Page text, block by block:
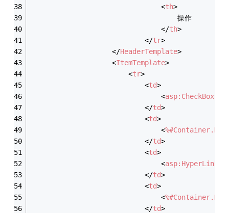
<th>
                                    操作
</th>
</tr>
</HeaderTemplate>
<ItemTemplate>
<tr>
<td>
<asp:CheckBox
</td>
<td>
<
</td>
<td>
<asp:HyperLink
</td>
<td>
<
</td>